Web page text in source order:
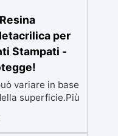
per
Stampati -
variare in base
superficie.Più
un